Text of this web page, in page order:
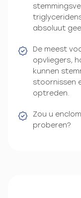
absoluut
De meest
opvliegers,
kunnen
stoornissen
optreden.
Zou u
proberen?